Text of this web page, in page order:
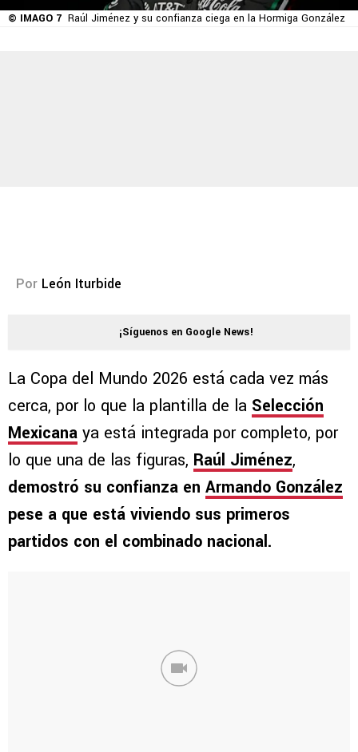
© IMAGO 7 Raúl Jiménez y su confianza ciega en la Hormiga González
Por León Iturbide
¡Síguenos en Google News!
La Copa del Mundo 2026 está cada vez más
cerca, por lo que la plantilla de la Selección
Mexicana ya está integrada por completo, por
lo que una de las figuras, Raúl Jiménez,
demostró su confianza en Armando González
pese a que está viviendo sus primeros
partidos con el combinado nacional.